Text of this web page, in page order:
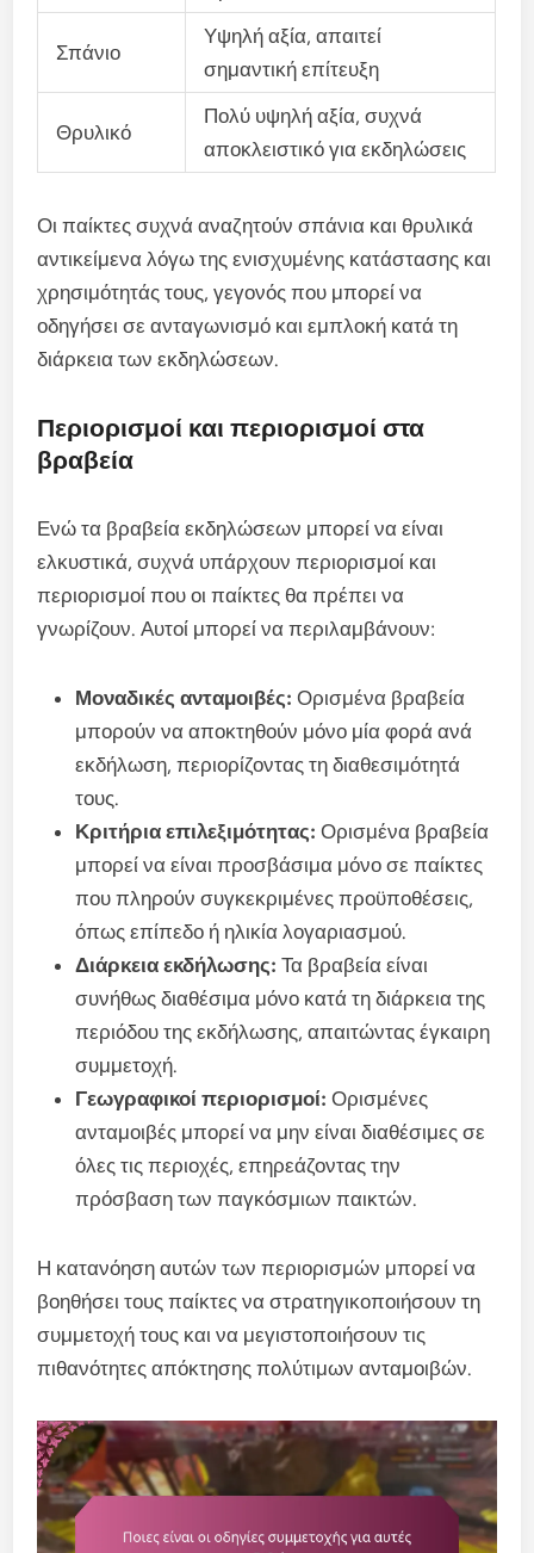
Σπάνιο
Υψηλή αξία, απαιτεί
σημαντική επίτευξη
Θρυλικό
Πολύ υψηλή αξία, συχνά
αποκλειστικό για εκδηλώσεις
Οι παίκτες συχνά αναζητούν σπάνια και θρυλικά
αντικείμενα λόγω της ενισχυμένης κατάστασης και
χρησιμότητάς τους, γεγονός που μπορεί να
οδηγήσει σε ανταγωνισμό και εμπλοκή κατά τη
διάρκεια των εκδηλώσεων.
Περιορισμοί και περιορισμοί στα
βραβεία
Ενώ τα βραβεία εκδηλώσεων μπορεί να είναι
ελκυστικά, συχνά υπάρχουν περιορισμοί και
περιορισμοί που οι παίκτες θα πρέπει να
γνωρίζουν. Αυτοί μπορεί να περιλαμβάνουν:
Μοναδικές ανταμοιβές: Ορισμένα βραβεία
μπορούν να αποκτηθούν μόνο μία φορά ανά
εκδήλωση, περιορίζοντας τη διαθεσιμότητά
τους.
Κριτήρια επιλεξιμότητας: Ορισμένα βραβεία
μπορεί να είναι προσβάσιμα μόνο σε παίκτες
που πληρούν συγκεκριμένες προϋποθέσεις,
όπως επίπεδο ή ηλικία λογαριασμού.
Διάρκεια εκδήλωσης: Τα βραβεία είναι
συνήθως διαθέσιμα μόνο κατά τη διάρκεια της
περιόδου της εκδήλωσης, απαιτώντας έγκαιρη
συμμετοχή.
Γεωγραφικοί περιορισμοί: Ορισμένες
ανταμοιβές μπορεί να μην είναι διαθέσιμες σε
όλες τις περιοχές, επηρεάζοντας την
πρόσβαση των παγκόσμιων παικτών.
Η κατανόηση αυτών των περιορισμών μπορεί να
βοηθήσει τους παίκτες να στρατηγικοποιήσουν τη
συμμετοχή τους και να μεγιστοποιήσουν τις
πιθανότητες απόκτησης πολύτιμων ανταμοιβών.